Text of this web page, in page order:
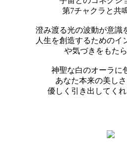
第7チャクラと共
澄み渡る光の波動が意識
人生を創造するためのイ
や気づきをもた
神聖な白のオーラに
あなた本来の美し
優しく引き出してく